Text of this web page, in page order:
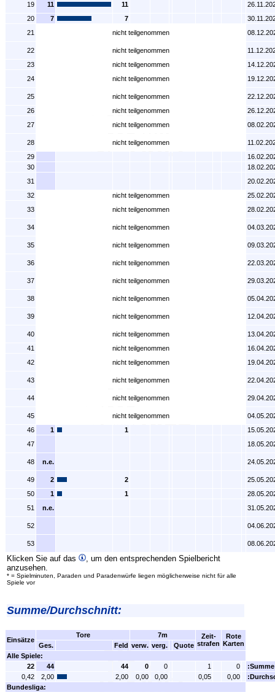
19 11 11
20
7 7
21
nicht teilgenommen
22 nicht teilgenommen
23
nicht teilgenommen
24
nicht teilgenommen
25 nicht teilgenommen
26
nicht teilgenommen
27
nicht teilgenommen
28 nicht teilgenommen
29
30
31
32
nicht teilgenommen
33
nicht teilgenommen
34 nicht teilgenommen
35 nicht teilgenommen
36 nicht teilgenommen
37 nicht teilgenommen
38 nicht teilgenommen
39 nicht teilgenommen
40 nicht teilgenommen
41
nicht teilgenommen
42
nicht teilgenommen
43 nicht teilgenommen
44 nicht teilgenommen
45 nicht teilgenommen
46
1 1
47
48 n.e.
49 2 2
50
1 1
51
n.e.
52
53
Klicken Sie auf das
, um den entsprechenden Spielbericht
anzusehen.
* = Spielminuten, Paraden und Paradenwürfe liegen möglicherweise nicht für alle
Spiele vor
Summe/Durchschnitt:
Einsätze
Tore 7m
Zeit-
strafen
Rote
Karten
Ges. Feld verw. verg.
Quote
Alle Spiele:
22
44 44 0 0 1 0
:Summe
0,42
2,00 2,00 0,00 0,00 0,05 0,00
Bundesliga: